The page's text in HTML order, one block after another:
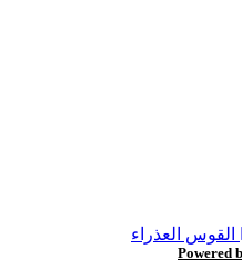
القوس العذراء
Powered